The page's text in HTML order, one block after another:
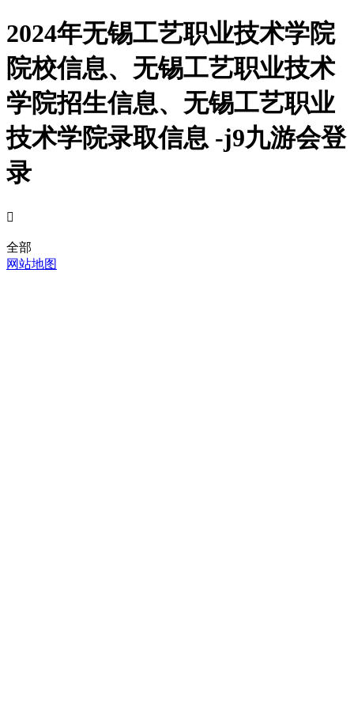
2024年无锡工艺职业技术学院
院校信息、无锡工艺职业技术
学院招生信息、无锡工艺职业
技术学院录取信息 -j9九游会登
录

全部
网站地图